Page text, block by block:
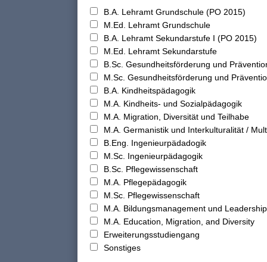
B.A. Lehramt Grundschule (PO 2015)
M.Ed. Lehramt Grundschule
B.A. Lehramt Sekundarstufe I (PO 2015)
M.Ed. Lehramt Sekundarstufe
B.Sc. Gesundheitsförderung und
M.Sc. Gesundheitsförderung und
B.A. Kindheitspädagogik
M.A. Kindheits- und Sozialpädagogik
M.A. Migration, Diversität und Teilhabe
M.A. Germanistik und Interkulturalität /
B.Eng. Ingenieurpädadogik
M.Sc. Ingenieurpädagogik
B.Sc. Pflegewissenschaft
M.A. Pflegepädagogik
M.Sc. Pflegewissenschaft
M.A. Bildungsmanagement und
M.A. Education, Migration, and Diversity
Erweiterungsstudiengang
Sonstiges